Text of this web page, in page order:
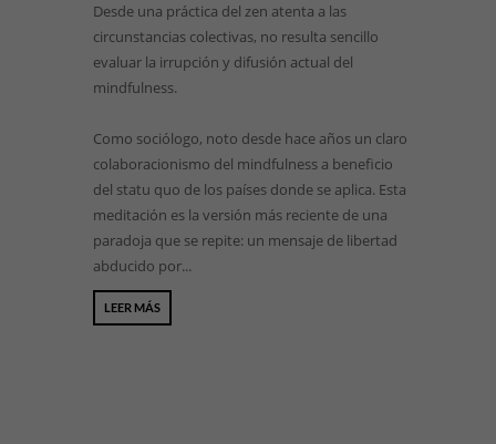
Desde una práctica del zen atenta a las
circunstancias colectivas, no resulta sencillo
evaluar la irrupción y difusión actual del
mindfulness.
Como sociólogo, noto desde hace años un claro
colaboracionismo del mindfulness a beneficio
del statu quo de los países donde se aplica. Esta
meditación es la versión más reciente de una
paradoja que se repite: un mensaje de libertad
abducido por...
LEER MÁS